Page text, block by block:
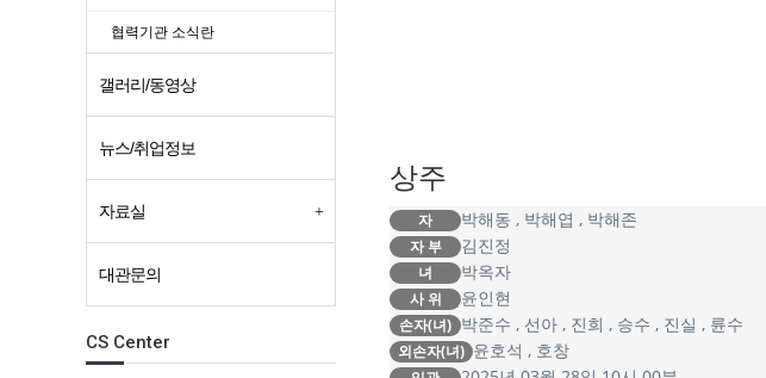
상주
자 박해동 , 박해엽 , 박해존
자 부 김진정
녀 박옥자
사 위 윤인현
손자(녀) 박준수 , 선아 , 진희 , 승수 , 진실 , 륜수
외손자(녀) 윤호석 , 호창
협력기관 소식란
갤러리/동영상
뉴스/취업정보
자료실
대관문의
CS Center